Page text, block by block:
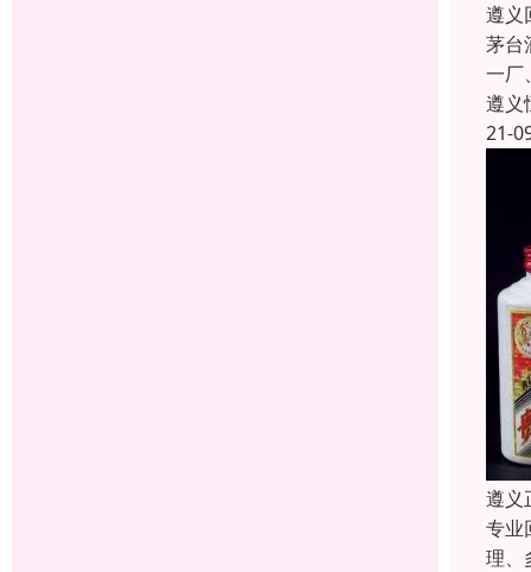
遵义
茅台
一厂
遵义
21-
遵义
专业
理、